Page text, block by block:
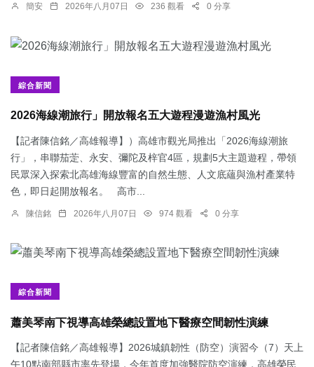
簡安 2026年八月07日 236 觀看 0 分享
綜合新聞
2026海線潮旅行」開放報名五大遊程漫遊漁村風光
【記者陳信銘／高雄報導】）高雄市觀光局推出「2026海線潮旅
行」，串聯茄萣、永安、彌陀及梓官4區，規劃5大主題遊程，帶領
民眾深入探索北高雄海線豐富的自然生態、人文底蘊與漁村產業特
色，即日起開放報名。 高市...
陳信銘 2026年八月07日 974 觀看 0 分享
綜合新聞
蕭美琴南下視導高雄榮總設置地下醫療空間韌性演練
【記者陳信銘／高雄報導】2026城鎮韌性（防空）演習今（7）天上
午10點南部縣市率先登場，今年首度加強醫院防空演練，高雄榮民